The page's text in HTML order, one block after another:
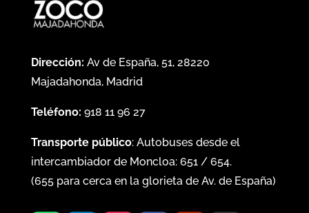
Dirección: Av de España, 51, 28220
Majadahonda, Madrid
Teléfono: 918 11 96 27
Transporte público: Autobuses desde el
intercambiador de Moncloa: 651/ 654.
(655para cerca en la glorieta de Av. de España)